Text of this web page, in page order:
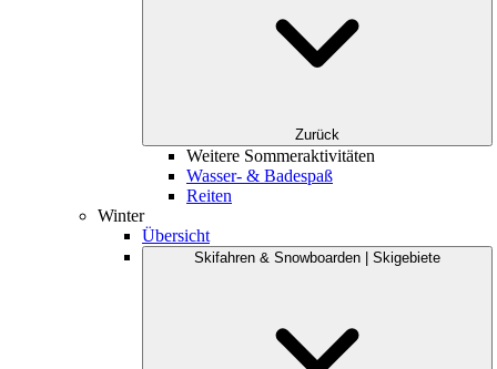
Zurück
Weitere Sommeraktivitäten
Wasser- & Badespaß
Reiten
Winter
Übersicht
Skifahren & Snowboarden | Skigebiete